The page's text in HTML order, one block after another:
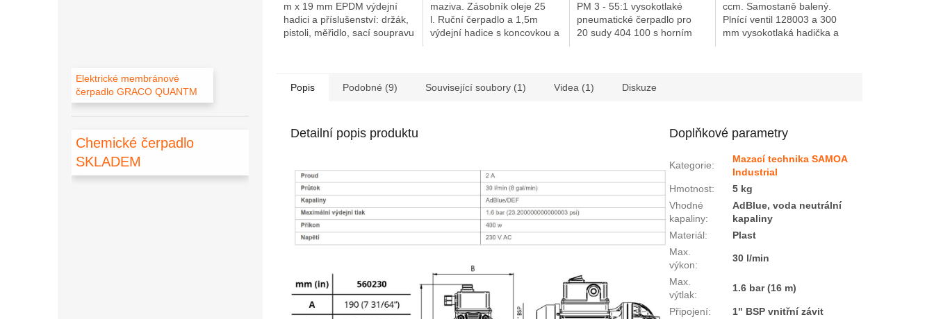
Elektrické membránové
čerpadlo GRACO QUANTM
Chemické čerpadlo
SKLADEM
m x 19 mm EPDM výdejní
hadici a příslušenství: držák,
pistoli, měřidlo, sací soupravu
maziva. Zásobník oleje 25
l. Ruční čerpadlo a 1,5m
výdejní hadice s koncovkou a
PM 3 - 55:1 vysokotlaké
pneumatické čerpadlo pro
20 sudy 404 100 s horním
ccm. Samostaně balený.
Plnící ventil 128003 a 300
mm vysokotlaká hadička a
Popis Podobné (9) Související soubory (1) Videa (1) Diskuze
Detailní popis produktu Doplňkové parametry
Kategorie:
Mazací technika SAMOA
Industrial
Hmotnost:
5 kg
Vhodné
kapaliny:
AdBlue, voda neutrální
kapaliny
Materiál:
Plast
Max.
výkon:
30 l/min
Max.
výtlak:
1.6 bar (16 m)
Připojení:
1" BSP vnitřní závit